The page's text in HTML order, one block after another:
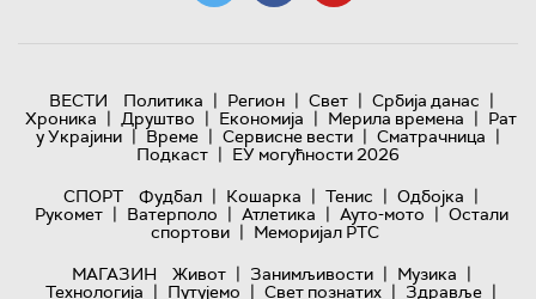
ВЕСТИ Политика | Регион | Свет | Србија данас |
Хроника | Друштво | Економија | Мерила времена | Рат
у Украјини | Време | Сервисне вести | Сматрачница |
Подкаст | ЕУ могућности 2026
СПОРТ
Фудбал | Кошарка | Тенис | Одбојка |
Рукомет | Ватерполо | Атлетика | Ауто-мото | Остали
спортови | Меморијал РТС
МАГАЗИН
Живот | Занимљивости | Музика |
Технологијa | Путујемо | Свет познатих | Здравље |